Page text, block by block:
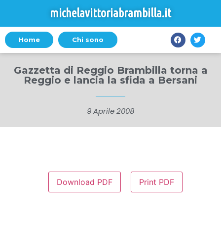
michelavittoriabrambilla.it
Home Chi sono
Gazzetta di Reggio Brambilla torna a
Reggio e lancia la sfida a Bersani
9 Aprile 2008
Download PDF Print PDF